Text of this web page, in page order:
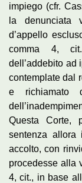
impiego (cfr.
la denunciata
d’appello
comma 4,
dell’addebito ad
contemplate dal
e richiamato
Questa Corte,
sentenza allora
accolto, con
procedesse alla
4, cit., in base